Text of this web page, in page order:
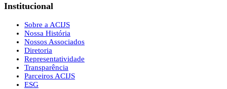
Institucional
Sobre a ACIJS
Nossa História
Nossos Associados
Diretoria
Representatividade
Transparência
Parceiros ACIJS
ESG